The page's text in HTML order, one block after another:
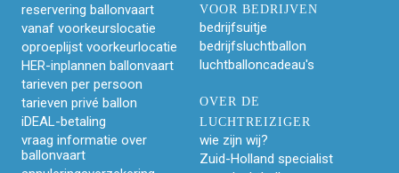
reservering ballonvaart
vanaf voorkeurslocatie
oproeplijst voorkeurlocatie
HER-inplannen ballonvaart
tarieven per persoon
tarieven privé ballon
iDEAL-betaling
vraag informatie over
ballonvaart
VOOR BEDRIJVEN
bedrijfsuitje
bedrijfsluchtballon
luchtballoncadeau's
OVER DE
LUCHTREIZIGER
wie zijn wij?
Zuid-Holland specialist